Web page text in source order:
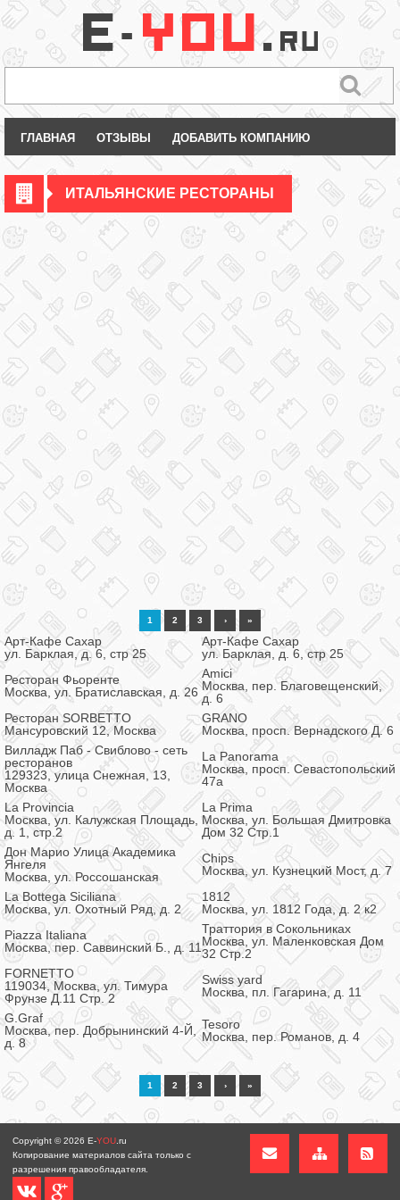
ГЛАВНАЯ ОТЗЫВЫ ДОБАВИТЬ КОМПАНИЮ
ИТАЛЬЯНСКИЕ РЕСТОРАНЫ
1 2 3 › »
Арт-Кафе Сахар
ул. Барклая, д. 6, стр 25
Арт-Кафе Сахар
ул. Барклая, д. 6, стр 25
Ресторан Фьоренте
Москва, ул. Братиславская, д. 26
Amici
Москва, пер. Благовещенский,
д. 6
Ресторан SORBETTO
Мансуровский 12, Москва
GRANO
Москва, просп. Вернадского Д. 6
Вилладж Паб - Свиблово - сеть
ресторанов
129323, улица Снежная, 13,
Москва
La Panorama
Москва, просп. Севастопольский
47а
La Provincia
Москва, ул. Калужская Площадь,
д. 1, стр.2
La Prima
Москва, ул. Большая Дмитровка
Дом 32 Стр.1
Дон Марио Улица Академика
Янгеля
Москва, ул. Россошанская
Chips
Москва, ул. Кузнецкий Мост, д. 7
La Bottega Siciliana
Москва, ул. Охотный Ряд, д. 2
1812
Москва, ул. 1812 Года, д. 2 к2
Piazza Italiana
Москва, пер. Саввинский Б., д. 11
Траттория в Сокольниках
Москва, ул. Маленковская Дом
32 Стр.2
FORNETTO
119034, Москва, ул. Тимура
Фрунзе Д.11 Стр. 2
Swiss yard
Москва, пл. Гагарина, д. 11
G.Graf
Москва, пер. Добрынинский 4-Й,
д. 8
Tesoro
Москва, пер. Романов, д. 4
1 2 3 › »
Copyright © 2026 E-YOU .ru
Копирование материалов сайта только с
разрешения правообладателя.